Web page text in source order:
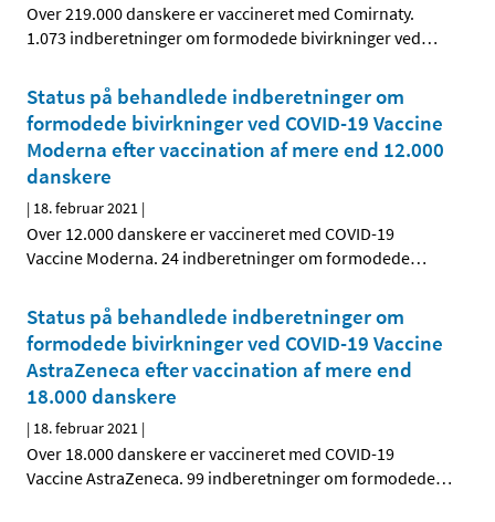
Over 219.000 danskere er vaccineret med Comirnaty.
1.073 indberetninger om formodede bivirkninger ved…
Status på behandlede indberetninger om
formodede bivirkninger ved COVID-19 Vaccine
Moderna efter vaccination af mere end 12.000
danskere
| 18. februar 2021 |
Over 12.000 danskere er vaccineret med COVID-19
Vaccine Moderna. 24 indberetninger om formodede…
Status på behandlede indberetninger om
formodede bivirkninger ved COVID-19 Vaccine
AstraZeneca efter vaccination af mere end
18.000 danskere
| 18. februar 2021 |
Over 18.000 danskere er vaccineret med COVID-19
Vaccine AstraZeneca. 99 indberetninger om formodede…